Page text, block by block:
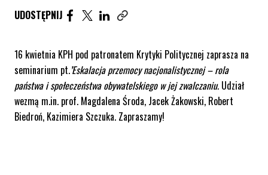
UDOSTĘPNIJ
UDOSTĘPNIJ ARTYKUŁ NA FACEBOOK. STRONA
UDOSTĘPNIJ ARTYKUŁ NA TWITTER.
UDOSTĘPNIJ ARTYKUŁ NA LINKEDIN.
16 kwietnia KPH pod patronatem Krytyki Politycznej zaprasza na
seminarium pt.Eskalacja przemocy nacjonalistycznej – rola
państwa i społeczeństwa obywatelskiego w jej zwalczaniu. Udział
wezmą m.in. prof. Magdalena Środa, Jacek Żakowski, Robert
Biedroń, Kazimiera Szczuka. Zapraszamy!